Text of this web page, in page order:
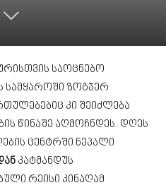
საოცნებო
სამყაროში ზოგჯერ
კი შეიძლება
წინაშე აღმოჩნდეს. დღეს
ცენტრში ნეპალი
კატმანდუს
რეისი კინაღამ